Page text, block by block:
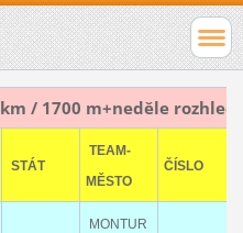
km / 1700 m+neděle
STÁT
TEAM-
MĚSTO
ČÍSLO
MONTUR